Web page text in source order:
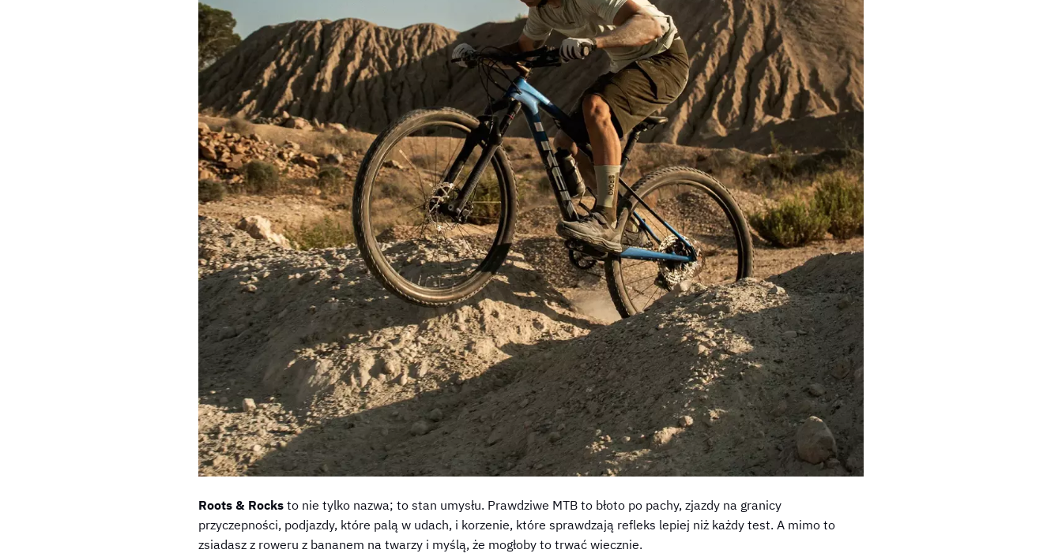
Roots & Rocksto nie tylko nazwa; to stan umysłu. Prawdziwe MTB to błoto po pachy, zjazdy na granicy
przyczepności, podjazdy, które palą w udach, i korzenie, które sprawdzają refleks lepiej niż każdy test. A mimo to
zsiadasz z roweru z bananem na twarzy i myślą, że mogłoby to trwać wiecznie.